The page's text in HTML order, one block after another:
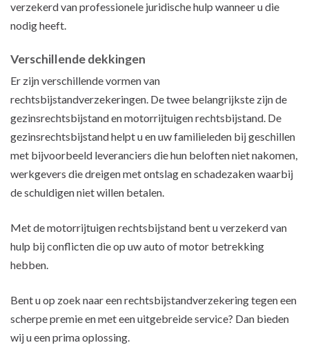
verzekerd van professionele juridische hulp wanneer u die
nodig heeft.
Verschillende dekkingen
Er zijn verschillende vormen van
rechtsbijstandverzekeringen. De twee belangrijkste zijn de
gezinsrechtsbijstand en motorrijtuigen rechtsbijstand. De
gezinsrechtsbijstand helpt u en uw familieleden bij geschillen
met bijvoorbeeld leveranciers die hun beloften niet nakomen,
werkgevers die dreigen met ontslag en schadezaken waarbij
de schuldigen niet willen betalen.
Met de motorrijtuigen rechtsbijstand bent u verzekerd van
hulp bij conflicten die op uw auto of motor betrekking
hebben.
Bent u op zoek naar een rechtsbijstandverzekering tegen een
scherpe premie en met een uitgebreide service? Dan bieden
wij u een prima oplossing.